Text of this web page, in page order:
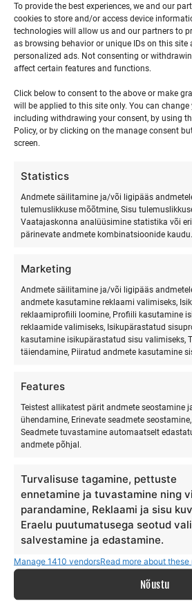
To provide the best experiences, we and our
cookies to store and/or access device
technologies will allow us and our partners to
as browsing behavior or unique IDs on this site
personalized ads. Not consenting or
affect certain features and functions.
Click below to consent to the above or make
will be applied to this site only. You can
including withdrawing your consent, by using
Policy, or by clicking on the manage consent
screen.
Statistics
Andmete säilitamine ja/või ligipääs
tulemuslikkuse mõõtmine, Sisu
Vaatajaskonna analüüsimine statistika või
pärinevate andmete kombinatsioonide kaudu.
Marketing
Andmete säilitamine ja/või ligipääs
andmete kasutamine reklaami valimiseks,
reklaamiprofiili loomine, Profiili kasutamine
reklaamide valimiseks, Isikupärastatud
kasutamine isikupärastatud sisu valimiseks,
täiendamine, Piiratud andmete kasutamine
Features
Teistest allikatest pärit andmete seostamine
ühendamine, Erinevate seadmete seostamine,
Seadmete tuvastamine automaatselt
andmete põhjal.
Turvalisuse tagamine, pettuste
ennetamine ja tuvastamine ning
parandamine, Reklaami ja sisu
Eraelu puutumatusega seotud
salvestamine ja edastamine.
Manage 1410 vendorsRead more about these
Nõustu
0
events,
7
0
events,
8
0
events,
9
0
10
0
events,
14
0
events,
15
0
events,
16
0
events,
17
0
events,
21
0
events,
22
0
events,
23
0
24
0
28
0
29
0
30
0
1
märts This Month
Ranna Surfiküla
+372 566 86 766
info@surfmaster.ee
MEIST
Meie lugu